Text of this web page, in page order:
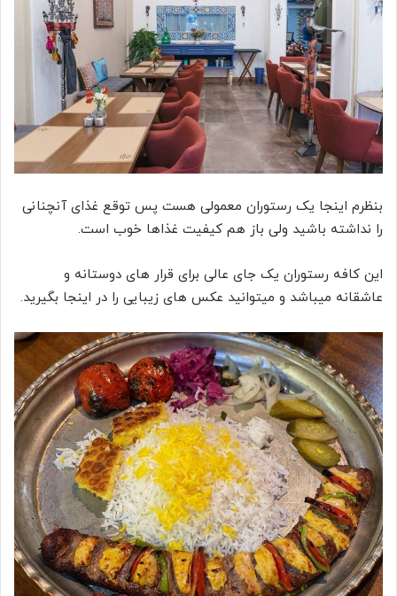
بنظرم اینجا یک رستوران معمولی هست پس توقع غذای آنچنانی
را نداشته باشید ولی باز هم کیفیت غذاها خوب است.
این کافه رستوران یک جای عالی برای قرار های دوستانه و
عاشقانه میباشد و میتوانید عکس های زیبایی را در اینجا بگیرید.